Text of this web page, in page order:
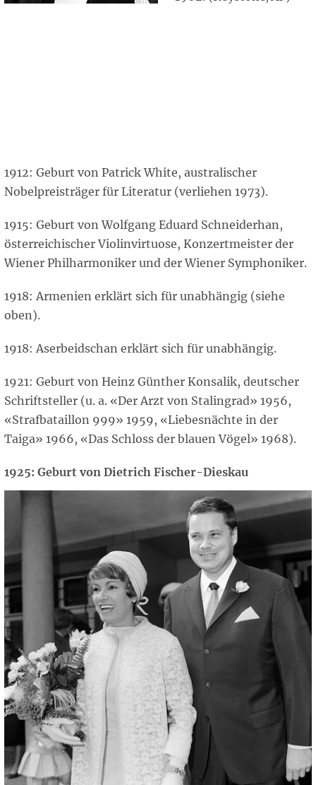
1912: Geburt von Patrick White, australischer
Nobelpreisträger für Literatur (verliehen 1973).
1915: Geburt von Wolfgang Eduard Schneiderhan,
österreichischer Violinvirtuose, Konzertmeister der
Wiener Philharmoniker und der Wiener Symphoniker.
1918: Armenien erklärt sich für unabhängig (siehe
oben).
1918: Aserbeidschan erklärt sich für unabhängig.
1921: Geburt von Heinz Günther Konsalik, deutscher
Schriftsteller (u. a. «Der Arzt von Stalingrad» 1956,
«Strafbataillon 999» 1959, «Liebesnächte in der
Taiga» 1966, «Das Schloss der blauen Vögel» 1968).
1925: Geburt von Dietrich Fischer-Dieskau